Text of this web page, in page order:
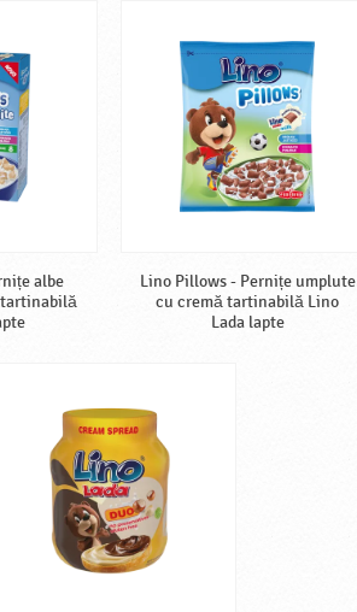
albe
Lino Pillows - Pernițe umplute
cu cremă tartinabilă Lino
Lada lapte